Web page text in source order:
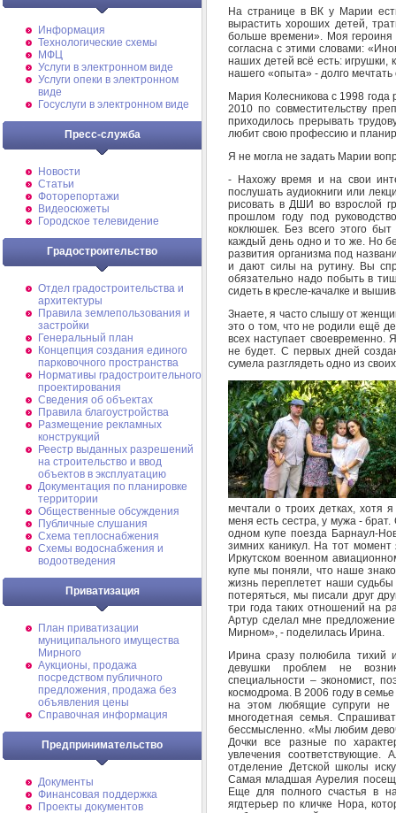
Информация
Технологические схемы
МФЦ
Услуги в электронном виде
Услуги опеки в электронном
виде
Госуслуги в электронном виде
Пресс-служба
Новости
Статьи
Фоторепортажи
Видеосюжеты
Городское телевидение
Градостроительство
Отдел градостроительства и
архитектуры
Правила землепользования и
застройки
Генеральный план
Концепция создания единого
парковочного пространства
Нормативы градостроительного
проектирования
Сведения об объектах
Правила благоустройства
Размещение рекламных
конструкций
Реестр выданных разрешений
на строительство и ввод
объектов в эксплуатацию
Документация по планировке
территории
Общественные обсуждения
Публичные слушания
Схема теплоснабжения
Схемы водоснабжения и
водоотведения
Приватизация
План приватизации
муниципального имущества
Мирного
Аукционы, продажа
посредством публичного
предложения, продажа без
объявления цены
Справочная информация
Предпринимательство
Документы
Финансовая поддержка
Проекты документов
На странице в ВК у Марии
вырастить хороших детей,
больше времени». Моя героиня
согласна с этими словами:
наших детей всё есть: игрушки,
нашего «опыта» - долго мечтать
Мария Колесникова с 1998
2010 по совместительству
приходилось прерывать
любит свою профессию и
Я не могла не задать Марии
- Нахожу время и на свои
послушать аудиокниги или
рисовать в ДШИ во взрослой
прошлом году под
коклюшек. Без всего этого
каждый день одно и то же. Но
развития организма под
и дают силы на рутину. Вы
обязательно надо побыть в
сидеть в кресле-качалке и
Знаете, я часто слышу от
это о том, что не родили ещё
всех наступает своевременно.
не будет. С первых дней
сумела разглядеть одно из
мечтали о троих детках, хотя
меня есть сестра, у мужа -
одном купе поезда Барнаул-
зимних каникул. На тот момент
Иркутском военном
купе мы поняли, что наше
жизнь переплетет наши
потеряться, мы писали друг
три года таких отношений на
Артур сделал мне
Мирном», - поделилась Ирина.
Ирина сразу полюбила тихий
девушки проблем не
специальности – экономист,
космодрома. В 2006 году в
на этом любящие супруги не
многодетная семья.
бессмысленно. «Мы любим
Дочки все разные по
увлечения соответствующие.
отделение Детской школы
Самая младшая Аурелия
Еще для полного счастья в
ягдтерьер по кличке Нора,